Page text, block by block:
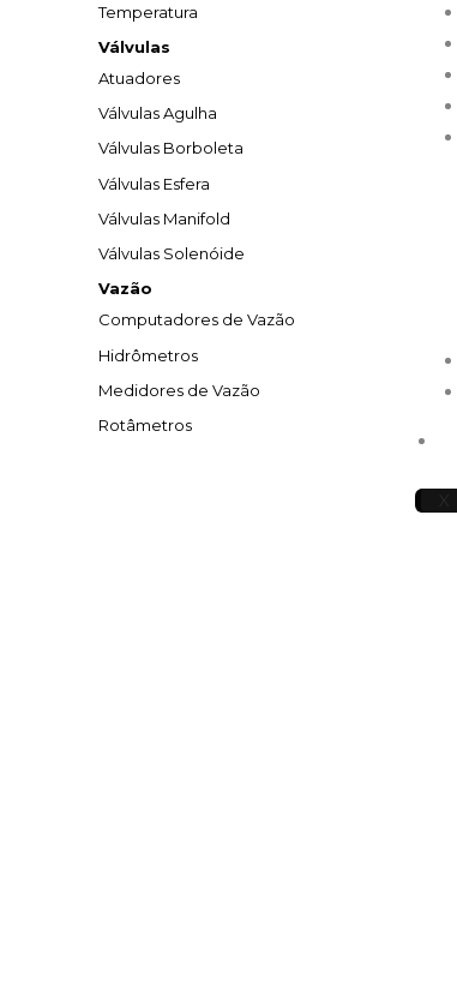
Temperatura
Válvulas
Atuadores
Válvulas Agulha
Válvulas Borboleta
Válvulas Esfera
Válvulas Manifold
Válvulas Solenóide
Vazão
Computadores de Vazão
Hidrômetros
Medidores de Vazão
Rotâmetros